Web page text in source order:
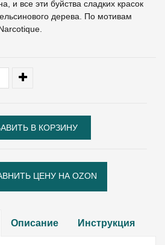
и все эти буйства сладких красок
дерева. По мотивам
ЦЕНУ НА OZON
Описание Инструкция